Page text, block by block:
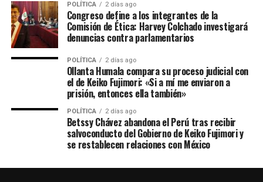
POLÍTICA 2 días ago
Congreso define a los integrantes de la
Comisión de Ética: Harvey Colchado investigará
denuncias contra parlamentarios
POLÍTICA 2 días ago
Ollanta Humala compara su proceso judicial con
el de Keiko Fujimori: «Si a mí me enviaron a
prisión, entonces ella también»
POLÍTICA 2 días ago
Betssy Chávez abandona el Perú tras recibir
salvoconducto del Gobierno de Keiko Fujimori y
se restablecen relaciones con México